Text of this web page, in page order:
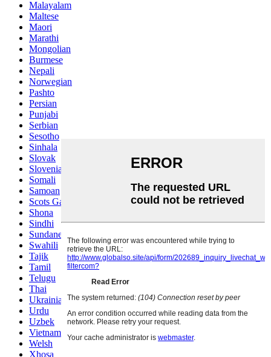
Malayalam
Maltese
Maori
Marathi
Mongolian
Burmese
Nepali
Norwegian
Pashto
Persian
Punjabi
Serbian
Sesotho
Sinhala
Slovak
Slovenian
Somali
Samoan
Scots Gaelic
Shona
Sindhi
Sundanese
Swahili
Tajik
Tamil
Telugu
Thai
Ukrainian
Urdu
Uzbek
Vietnamese
Welsh
Xhosa